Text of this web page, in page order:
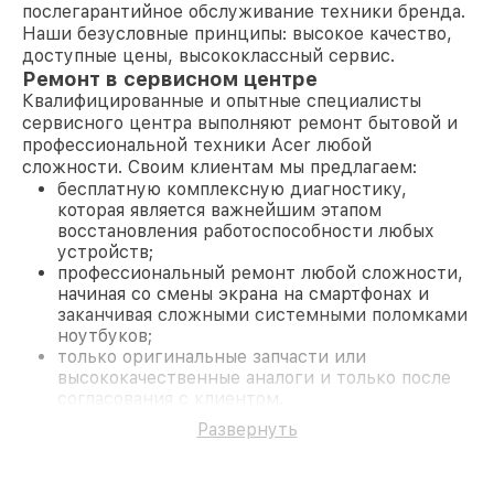
послегарантийное обслуживание техники бренда.
Наши безусловные принципы: высокое качество,
доступные цены, высококлассный сервис.
Ремонт в сервисном центре
Квалифицированные и опытные специалисты
сервисного центра выполняют ремонт бытовой и
профессиональной техники Acer любой
сложности. Своим клиентам мы предлагаем:
бесплатную комплексную диагностику,
которая является важнейшим этапом
восстановления работоспособности любых
устройств;
профессиональный ремонт любой сложности,
начиная со смены экрана на смартфонах и
заканчивая сложными системными поломками
ноутбуков;
только оригинальные запчасти или
высококачественные аналоги и только после
согласования с клиентом.
На все работы и замененные комплектующие
предоставляется длительная гарантия. В случае
Развернуть